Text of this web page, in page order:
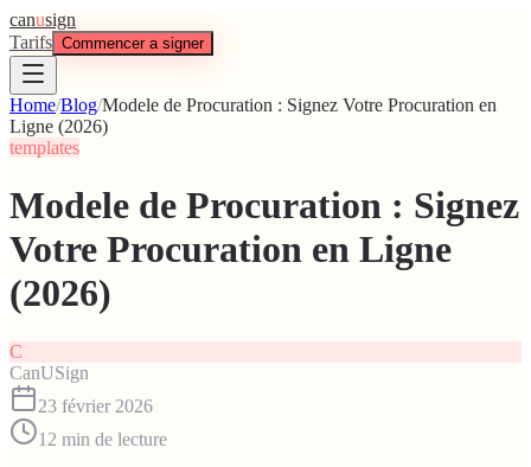
canusign
Tarifs Commencer a signer
Home/Blog/Modele de Procuration : Signez Votre Procuration en
Ligne (2026)
templates
Modele de Procuration : Signez
Votre Procuration en Ligne
(2026)
C
CanUSign
23 février 2026
12 min de lecture